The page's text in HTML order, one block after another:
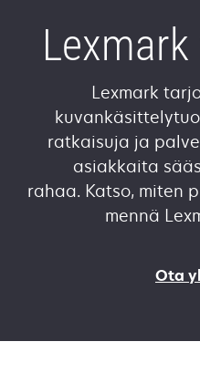
Lexmark
ratkaisuja ja
asiakkaita
rahaa. Katso, miten
mennä
Ota